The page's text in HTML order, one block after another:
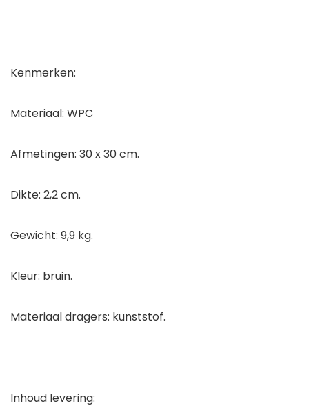
Kenmerken:
Materiaal: WPC
Afmetingen: 30 x 30 cm.
Dikte: 2,2 cm.
Gewicht: 9,9 kg.
Kleur: bruin.
Materiaal dragers: kunststof.
Inhoud levering: